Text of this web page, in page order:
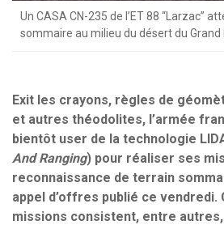
Un CASA CN-235 de l’ET 88 “Larzac”
sommaire au milieu du désert du Grand
Exit les crayons, règles de
et autres théodolites, l’armée
bientôt user de la technologie
And Ranging) pour réaliser ses
reconnaissance de terrain
appel d’offres publié ce vendredi.
missions consistent, entre